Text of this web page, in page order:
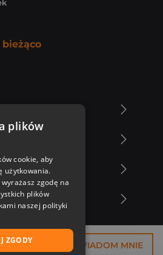
POWIADOM MNIE
plików
cookie, aby
użytkowania.
zgodę na
plików
naszej polityki
ZGODY